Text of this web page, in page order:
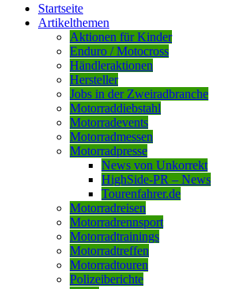
Startseite
Artikelthemen
Aktionen für Kinder
Enduro / Motocross
Händleraktionen
Hersteller
Jobs in der Zweiradbranche
Motorraddiebstahl
Motorradevents
Motorradmessen
Motorradpresse
News von Unkorrekt
HighSide-PR – News
Tourenfahrer.de
Motorradreisen
Motorradrennsport
Motorradtrainings
Motorradtreffen
Motorradtouren
Polizeiberichte